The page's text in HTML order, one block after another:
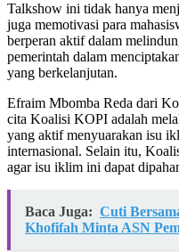
Talkshow ini tidak hanya
juga memotivasi para
berperan aktif dalam
pemerintah dalam
yang berkelanjutan.
Efraim Mbomba Reda dari
cita Koalisi KOPI adalah
yang aktif menyuarakan isu
internasional. Selain itu,
agar isu iklim ini dapat
Baca Juga: Cuti
Khofifah Minta ASN